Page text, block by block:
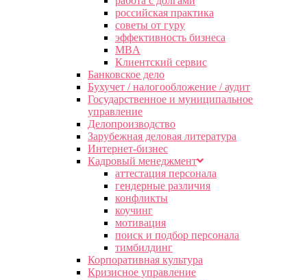
российская практика
советы от гуру
эффективность бизнеса
MBA
Клиентский сервис
Банковское дело
Бухучет / налогообложение / аудит
Государственное и муниципальное
управление
Делопроизводство
Зарубежная деловая литература
Интернет-бизнес
Кадровый менеджмент
аттестация персонала
гендерные различия
конфликты
коучинг
мотивация
поиск и подбор персонала
тимбилдинг
Корпоративная культура
Кризисное управление